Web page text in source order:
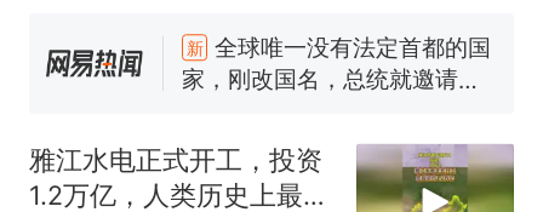
新 全球唯一没有法定首都的国
家，刚改国名，总统就邀请中
国大使骑行绕了几乎整个国境
搬家报价570元，搬到楼下交
了……
视频丨只要一枚命中就能让航
母瘫痪 轰-6J实力有多强？
雅江水电正式开工，投资
1.2万亿，人类历史上最大